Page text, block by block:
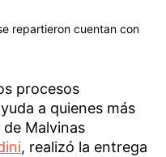
repartieron cuentan con
procesos
a quienes más
Malvinas
, realizó la entrega